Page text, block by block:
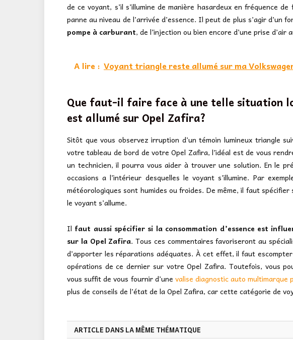
de ce voyant, s’il s’illumine de manière hasardeux en fréquence de
panne au niveau de l’arrivée d’essence. Il peut de plus s’agir d’un
pompe à carburant, de l’injection ou bien encore d’une prise
A lire : Voyant triangle reste allumé sur ma
Que faut-il faire face à une telle situation
est allumé sur Opel Zafira?
Sitôt que vous observez irruption d’un témoin lumineux triangle
votre tableau de bord de votre Opel Zafira, l’idéal est de vous
un technicien, il pourra vous aider à trouver une solution. En le
occasions a l’intérieur desquelles le voyant s’illumine. Par
météorologiques sont humides ou froides. De même, il faut
le voyant s’allume.
Il faut aussi spécifier si la consommation d’essence est
sur la Opel Zafira. Tous ces commentaires favoriseront au
d’apporter les réparations adéquates. À cet effet, il faut
opérations de ce dernier sur votre Opel Zafira. Toutefois, vous
vous suffit de vous fournir d’une valise diagnostic auto multimarque
plus de conseils de l’état de la Opel Zafira, car cette catégorie de
ARTICLE DANS LA MÊME THÉMATIQUE